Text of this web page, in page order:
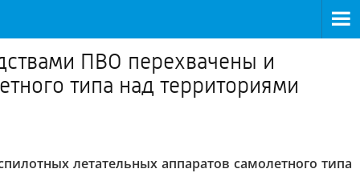
ПВО перехвачены и
типа над территориями
летательных аппаратов самолетного типа